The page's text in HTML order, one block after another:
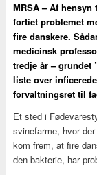
MRSA – Af
fortiet problemet
fire danskere.
medicinsk
tredje år – grundet
liste over
forvaltningsret til
Et sted i
svinefarme, hvor
kom frem, at fire
den bakterie, har